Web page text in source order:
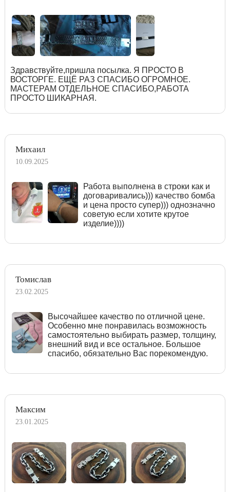
Здравствуйте,пришла посылка. Я ПРОСТО В
ВОСТОРГЕ. ЕЩЁ РАЗ СПАСИБО ОГРОМНОЕ.
МАСТЕРАМ ОТДЕЛЬНОЕ СПАСИБО,РАБОТА
ПРОСТО ШИКАРНАЯ.
Михаил
10.09.2025
Работа выполнена в строки как и
договаривались))) качество бомба
и цена просто супер))) однозначно
советую если хотите крутое
изделие))))
Томислав
23.02.2025
Высочайшее качество по отличной цене.
Особенно мне понравилась возможность
самостоятельно выбирать размер, толщину,
внешний вид и все остальное. Большое
спасибо, обязательно Вас порекомендую.
Максим
23.01.2025